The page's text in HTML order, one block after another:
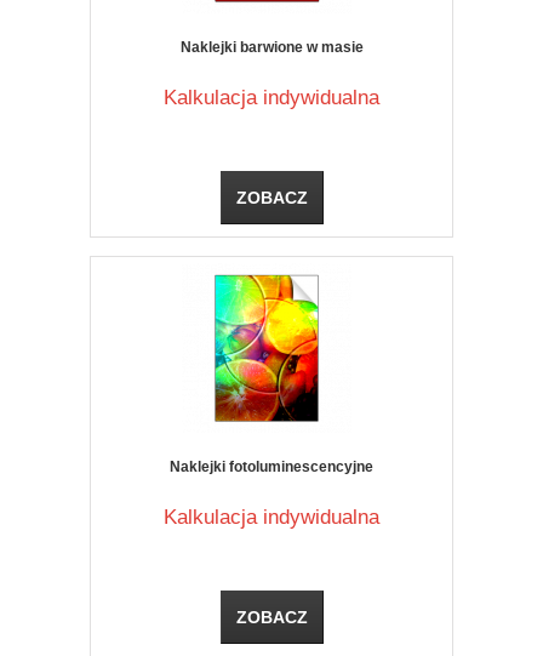
Naklejki barwione w masie
Kalkulacja indywidualna
ZOBACZ
Naklejki fotoluminescencyjne
Kalkulacja indywidualna
ZOBACZ